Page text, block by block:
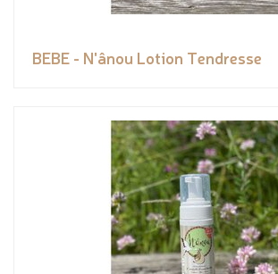
BEBE - N'ânou Lotion Tendresse